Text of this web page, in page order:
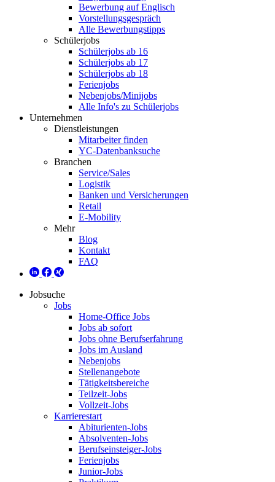
Bewerbung auf Englisch
Vorstellungsgespräch
Alle Bewerbungstipps
Schülerjobs
Schülerjobs ab 16
Schülerjobs ab 17
Schülerjobs ab 18
Ferienjobs
Nebenjobs/Minijobs
Alle Info's zu Schülerjobs
Unternehmen
Dienstleistungen
Mitarbeiter finden
YC-Datenbanksuche
Branchen
Service/Sales
Logistik
Banken und Versicherungen
Retail
E-Mobility
Mehr
Blog
Kontakt
FAQ
Jobsuche
Jobs
Home-Office Jobs
Jobs ab sofort
Jobs ohne Berufserfahrung
Jobs im Ausland
Nebenjobs
Stellenangebote
Tätigkeitsbereiche
Teilzeit-Jobs
Vollzeit-Jobs
Karrierestart
Abiturienten-Jobs
Absolventen-Jobs
Berufseinsteiger-Jobs
Ferienjobs
Junior-Jobs